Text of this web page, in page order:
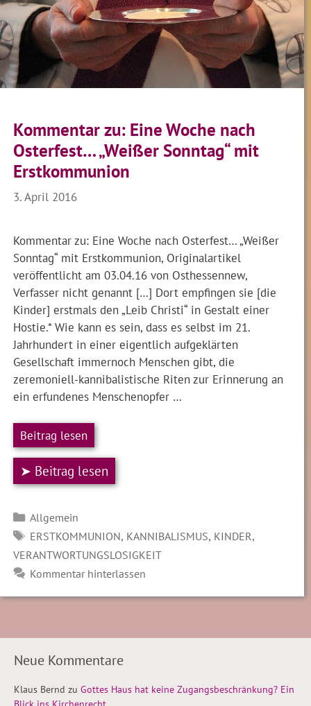
Kommentar zu: Eine Woche nach
Osterfest… „Weißer Sonntag“ mit
Erstkommunion
3. April 2016
Kommentar zu: Eine Woche nach Osterfest… „Weißer
Sonntag“ mit Erstkommunion, Originalartikel
veröffentlicht am 03.04.16 von Osthessennew,
Verfasser nicht genannt […] Dort empfingen sie [die
Kinder] erstmals den „Leib Christi“ in Gestalt einer
Hostie.* Wie kann es sein, dass es selbst im 21.
Jahrhundert in einer eigentlich aufgeklärten
Gesellschaft immernoch Menschen gibt, die
zeremoniell-kannibalistische Riten zur Erinnerung an
ein erfundenes Menschenopfer …
Beitrag lesen
➤ Beitrag lesen
Kategorien
Allgemein
SCHLAGWÖRTER
ERSTKOMMUNION, KANNIBALISMUS, KINDER,
VERANTWORTUNGSLOSIGKEIT
Kommentar hinterlassen
Neue Kommentare
Klaus Bernd zu Gottes Haus hat keine Zugangsbeschränkung? Ein